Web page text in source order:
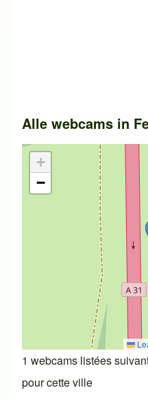
Alle webcams in
+
−
1 webcams listées
pour cette ville